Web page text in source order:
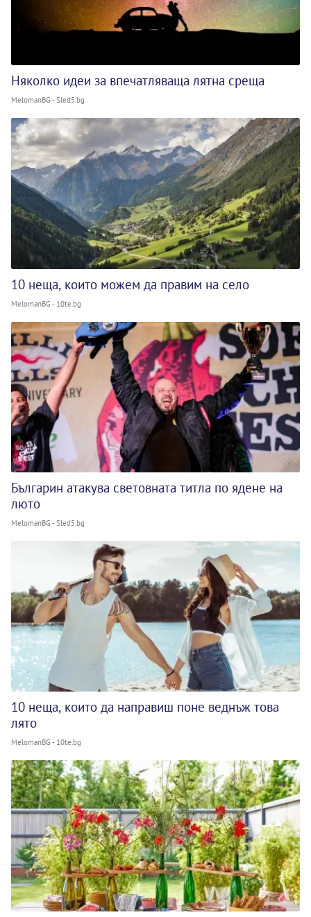
Няколко идеи за впечатляваща лятна среща
MelomanBG - Sled5.bg
10 неща, които можем да правим на село
MelomanBG - 10te.bg
Българин атакува световната титла по ядене на
люто
MelomanBG - Sled5.bg
10 неща, които да направиш поне веднъж това
лято
MelomanBG - 10te.bg